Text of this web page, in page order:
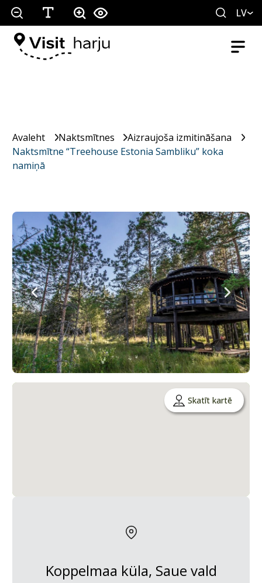
LV
Avaleht Naktsmītnes
Aizraujoša izmitināšana
Naktsmītne “Treehouse Estonia Sambliku” koka
namiņā
Skatīt kartē
Koppelmaa küla, Saue vald